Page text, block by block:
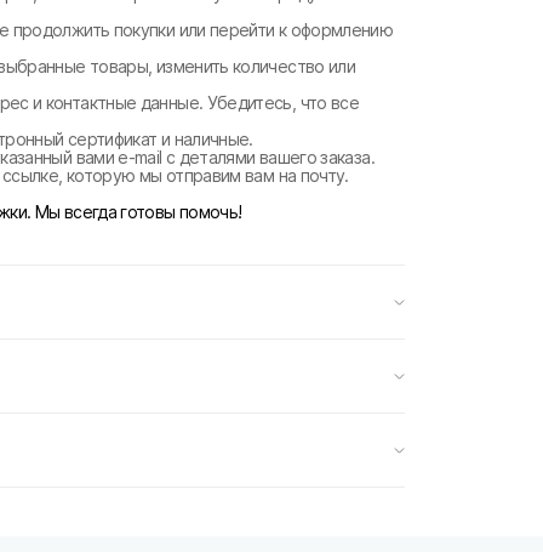
продолжить покупки или перейти к оформлению
товары, изменить количество или
и контактные данные. Убедитесь, что все
сертификат и наличные.
вами e-mail с деталями вашего заказа.
которую мы отправим вам на почту.
Мы всегда готовы помочь!